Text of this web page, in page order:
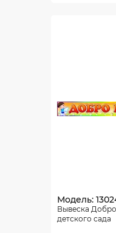
Модель:
Вывеска
детского сада